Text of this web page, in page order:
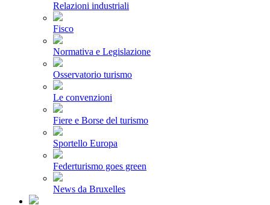
Relazioni industriali
Fisco
Normativa e Legislazione
Osservatorio turismo
Le convenzioni
Fiere e Borse del turismo
Sportello Europa
Federturismo goes green
News da Bruxelles